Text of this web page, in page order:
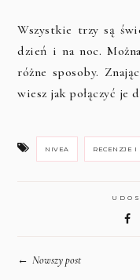
Wszystkie trzy są
dzień i na noc.
różne sposoby.
wiesz jak połączyć je
NIVEA RECENZJE I
←Nowszy post